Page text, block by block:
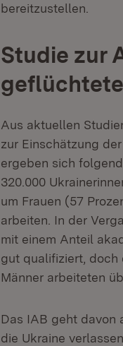
bereitzustellen.
Studie zur
Aus aktuellen
zur Einschätzung
ergeben sich
320.000
um Frauen (57
arbeiten. In der
mit einem Anteil
gut qualifiziert, doch
Männer arbeiteten
Das IAB geht davon
die Ukraine